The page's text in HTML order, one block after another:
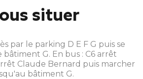
situer
par le parking D E F G puis se
bâtiment G. En bus : C6 arrêt
Claude Bernard puis marcher
bâtiment G.